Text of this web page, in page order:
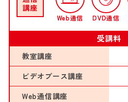
講座
Web通信 DVD通信
受講料
教室講座
ビデオブース講座
Web通信講座